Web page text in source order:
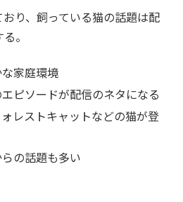
り、飼っている猫の話題は配
。
家庭環境
ピソードが配信のネタになる
レストキャットなどの猫が登
の話題も多い